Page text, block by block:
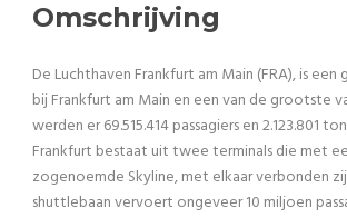
Omschrijving
De Luchthaven Frankfurt am Main (FRA), is
bij Frankfurt am Main en een van de grootste
werden er 69.515.414 passagiers en 2.123.801
Frankfurt bestaat uit twee terminals die met
zogenoemde Skyline, met elkaar verbonden
shuttlebaan vervoert ongeveer 10 miljoen